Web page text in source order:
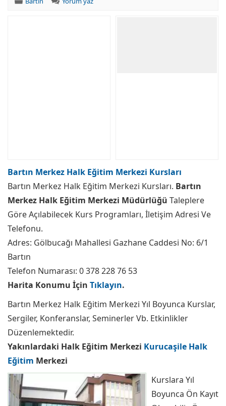
Bartın Merkez Halk Eğitim Merkezi Kursları
Bartın Merkez Halk Eğitim Merkezi Kursları. Bartın
Merkez Halk Eğitim Merkezi Müdürlüğü Taleplere
Göre Açılabilecek Kurs Programları, İletişim Adresi Ve
Telefonu.
Adres: Gölbucağı Mahallesi Gazhane Caddesi No: 6/1
Bartın
Telefon Numarası: 0 378 228 76 53
Harita Konumu İçin Tıklayın.
Bartın Merkez Halk Eğitim Merkezi Yıl Boyunca Kurslar,
Sergiler, Konferanslar, Seminerler Vb. Etkinlikler
Düzenlemektedir.
Yakınlardaki Halk Eğitim Merkezi Kurucaşile Halk
Eğitim Merkezi
Kurslara Yıl
Boyunca Ön Kayıt